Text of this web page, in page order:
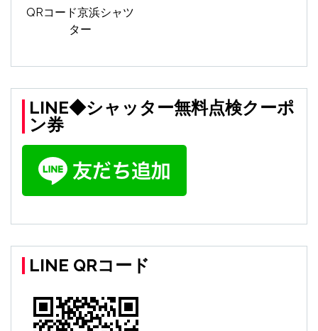
QRコード京浜シャツ
ター
LINE◆シャッター無料点検クーポ
ン券
LINE QRコード